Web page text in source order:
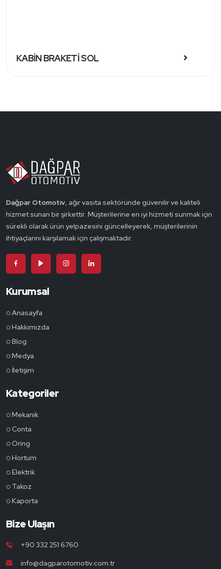
KABİN BRAKETİ SOL
Dağpar Otomotiv, ağır vasıta sektöründe güvenilir ve kaliteli
hizmet sunan bir şirkettir. Müşterilerine en iyi hizmeti sunmak için
sürekli olarak ürün yelpazesini güncelleyerek, müşterilerinin
ihtiyaçlarını karşılamak için çalışmaktadır.
Kurumsal
Anasayfa
Hakkımızda
Blog
Medya
İletişim
Kategoriler
Mekanik
Conta
Oring
Hortum
Elektrik
Takoz
Kaporta
Bize Ulaşın
+90 332 251 6760
info@dagparotomotiv.com.tr